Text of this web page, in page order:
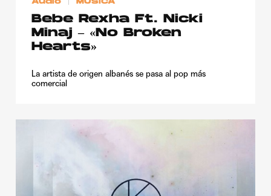
Audio MÚSICA
Bebe Rexha Ft. Nicki
Minaj – «No Broken
Hearts»
La artista de origen albanés se pasa al pop más
comercial